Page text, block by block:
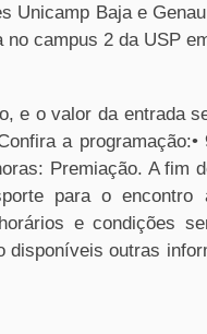
Unicamp Baja e
campus 2 da USP
e o valor da entrada
a
Premiação. A fim
para o
e condições
disponíveis outras